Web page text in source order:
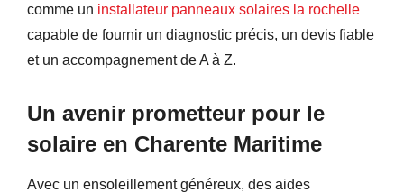
comme un installateur panneaux solaires la rochelle
capable de fournir un diagnostic précis, un devis fiable
et un accompagnement de A à Z.
Un avenir prometteur pour le
solaire en Charente Maritime
Avec un ensoleillement généreux, des aides